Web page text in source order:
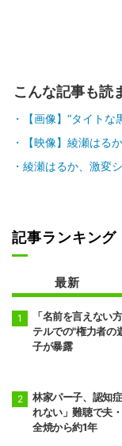
こんな記事も読
【画像】“タイト
【映像】綾瀬はる
綾瀬はるか、激変
記事ランキング
最新
「名前を言えない
テルでの"権力者の
子が暴露
林家パー子、認知
れない」難聴で夫
全焼から約1年